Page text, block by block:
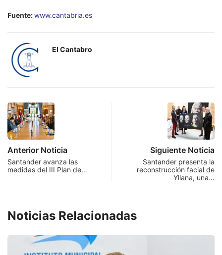
Fuente:www.cantabria.es
El Cantabro
Anterior Noticia
Santander avanza las
medidas del III Plan de…
Siguiente Noticia
Santander presenta la
reconstrucción facial de
Yllana, una…
Noticias Relacionadas